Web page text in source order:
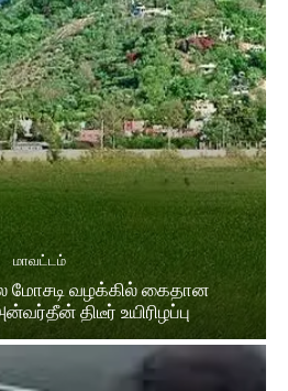
மாவட்டம்
மோசடி வழக்கில் கைதான
திடீர் உயிரிழப்பு